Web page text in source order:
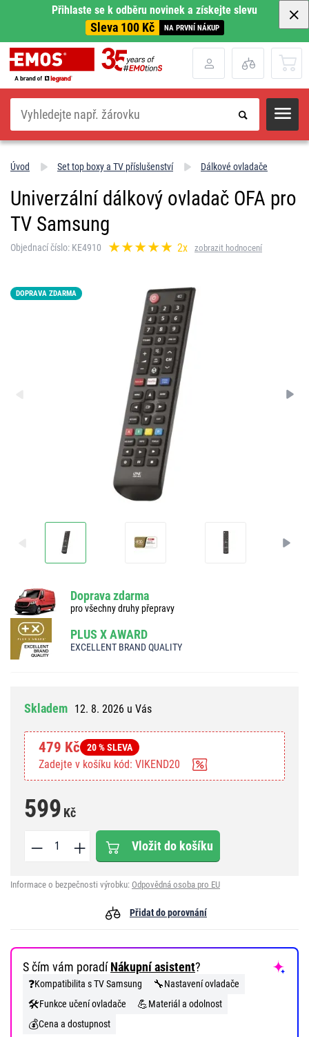
Přihlaste se k odběru novinek a získejte slevu
Sleva 100 Kč NA PRVNÍ NÁKUP
Hledat
Úvod Set top boxy a TV příslušenství Dálkové ovladače
Univerzální dálkový ovladač OFA pro
TV Samsung
Objednací číslo: KE4910 2x zobrazit hodnocení
DOPRAVA ZDARMA
Doprava zdarma
pro všechny druhy přepravy
PLUS X AWARD
EXCELLENT BRAND QUALITY
Skladem 12. 8. 2026 u Vás
479 Kč 20 % SLEVA
Zadejte v košíku kód: VIKEND20
599 Kč
Vložit do košíku
Informace o bezpečnosti výrobku: Odpovědná osoba pro EU
Přidat do porovnání
S čím vám poradíNákupní asistent?
❓Kompatibilita s TV Samsung 🔧Nastavení ovladače
🛠️Funkce učení ovladače 💪Materiál a odolnost
💰Cena a dostupnost